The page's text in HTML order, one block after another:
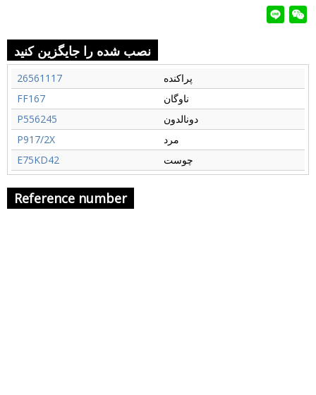
نصب شده را جایگزین کنید
26561117
پراکنده
FF167
ناوگان
P556245
دونالدون
P917/2X
مرد
E75KD42
چوست
Reference number